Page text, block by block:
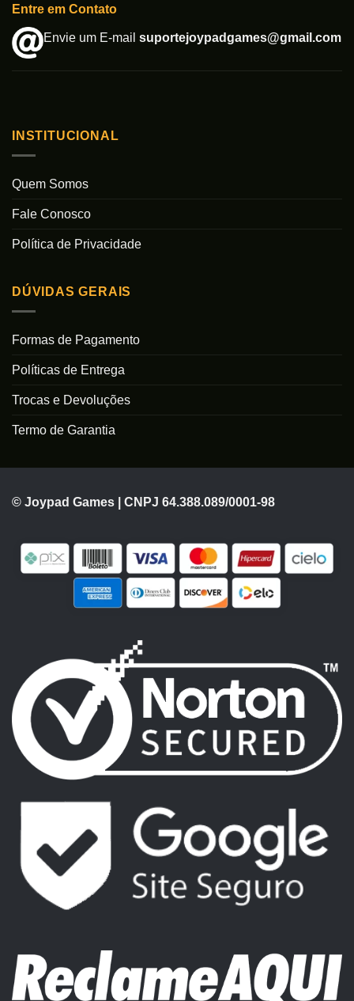
Entre em Contato
Envie um E-mail suportejoypadgames@gmail.com
INSTITUCIONAL
Quem Somos
Fale Conosco
Política de Privacidade
DÚVIDAS GERAIS
Formas de Pagamento
Políticas de Entrega
Trocas e Devoluções
Termo de Garantia
© Joypad Games | CNPJ 64.388.089/0001-98